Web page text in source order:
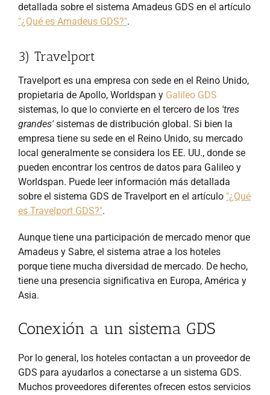
detallada sobre el sistema Amadeus GDS en el artículo
"¿Qué es Amadeus GDS?".
3) Travelport
Travelport es una empresa con sede en el Reino Unido,
propietaria de Apollo, Worldspan y Galileo GDS
sistemas, lo que lo convierte en el tercero de los 'tres
grandes' sistemas de distribución global. Si bien la
empresa tiene su sede en el Reino Unido, su mercado
local generalmente se considera los EE. UU., donde se
pueden encontrar los centros de datos para Galileo y
Worldspan. Puede leer información más detallada
sobre el sistema GDS de Travelport en el artículo "¿Qué
es Travelport GDS?".
Aunque tiene una participación de mercado menor que
Amadeus y Sabre, el sistema atrae a los hoteles
porque tiene mucha diversidad de mercado. De hecho,
tiene una presencia significativa en Europa, América y
Asia.
Conexión a un sistema GDS
Por lo general, los hoteles contactan a un proveedor de
GDS para ayudarlos a conectarse a un sistema GDS.
Muchos proveedores diferentes ofrecen estos servicios